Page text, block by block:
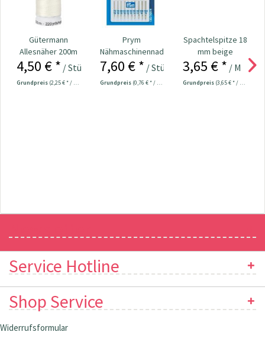
Gütermann
Allesnäher 200m
Fb. 001 - natur
4,50 € * / Stück
Grundpreis (2,25 € * / 100 Meter)
Prym
Nähmaschinennadeln
130/705
Universal...
7,60 € * / Stück
Grundpreis (0,76 € * / 1 Stück)
Spachtelspitze 18
mm beige
3,65 € * / Meter
Grundpreis (3,65 € * / 1 Meter)
Service Hotline
Shop Service
Widerrufsformular